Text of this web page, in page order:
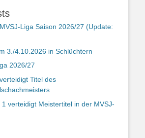
Liga Saison 2026/27 (Update:
3./4.10.2026 in Schlüchtern
2026/27
Titel des
verteidigt Meistertitel in der MVSJ-